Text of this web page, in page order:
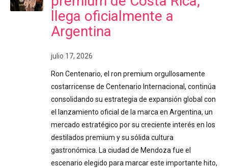
llega oficialmente a
Argentina
julio 17, 2026
Ron Centenario, el ron premium orgullosamente
costarricense de Centenario Internacional, continúa
consolidando su estrategia de expansión global con
el lanzamiento oficial de la marca en Argentina, un
mercado estratégico por su creciente interés en los
destilados premium y su sólida cultura
gastronómica. La ciudad de Mendoza fue el
escenario elegido para marcar este importante hito,